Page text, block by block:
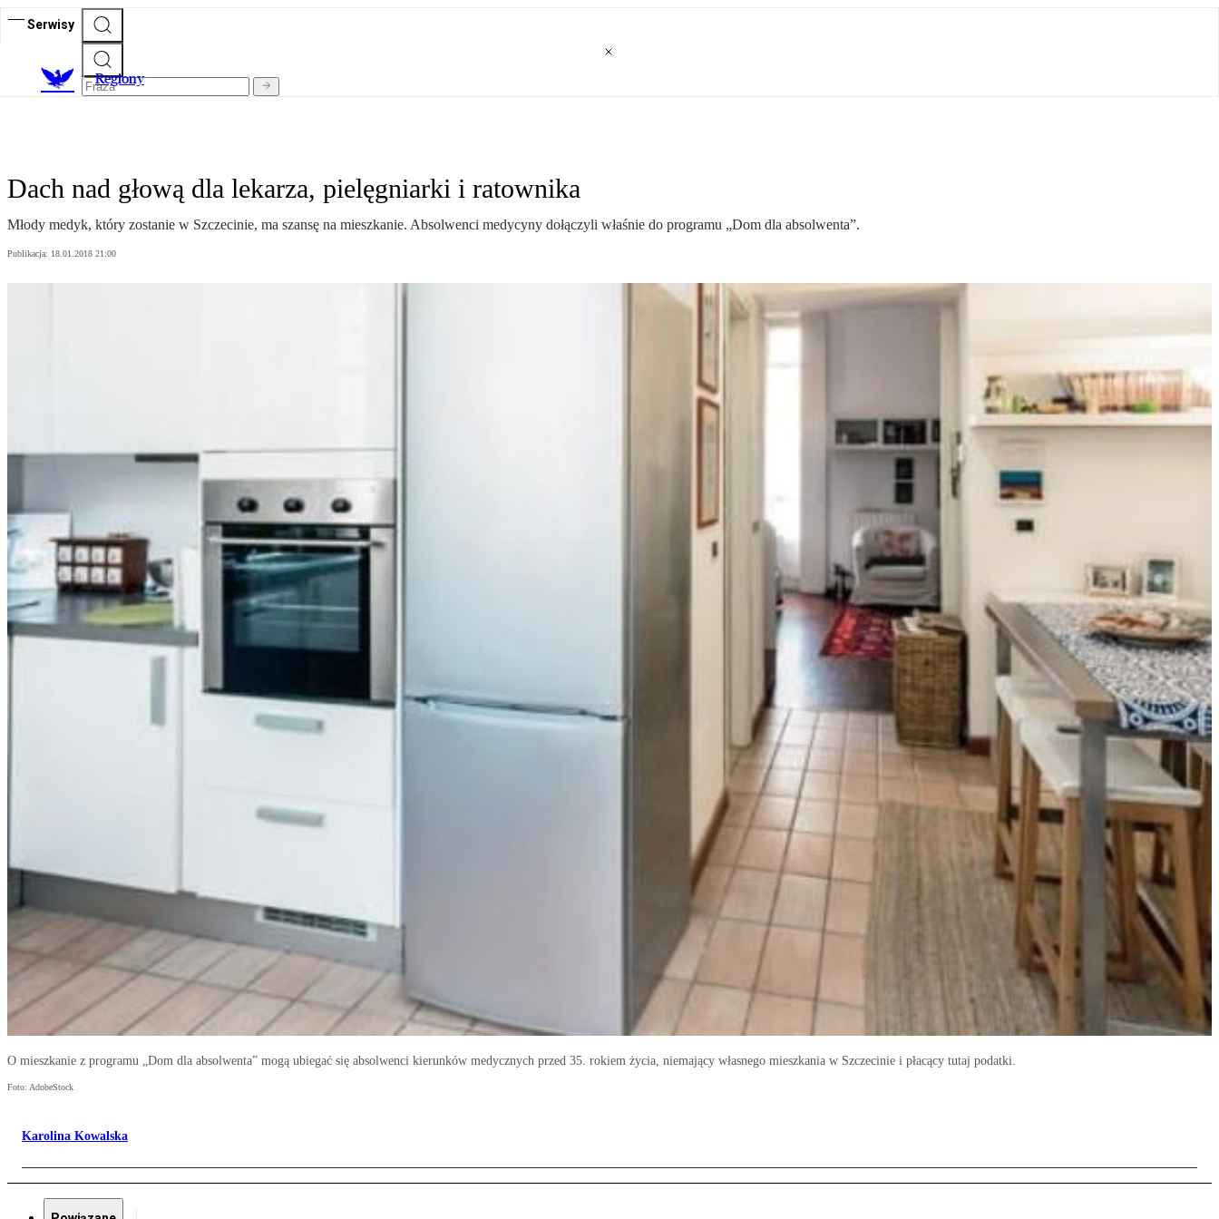
Serwisy
Regiony
Dach nad głową dla lekarza, pielęgniarki i ratownika
Młody medyk, który zostanie w Szczecinie, ma szansę na mieszkanie. Absolwenci medycyny dołączyli właśnie do programu „Dom dla absolwenta”.
Publikacja: 18.01.2018 21:00
O mieszkanie z programu „Dom dla absolwenta” mogą ubiegać się absolwenci kierunków medycznych przed 35. rokiem życia, niemający własnego mieszkania w Szczecinie i płacący tutaj podatki.
Foto: AdobeStock
Karolina Kowalska